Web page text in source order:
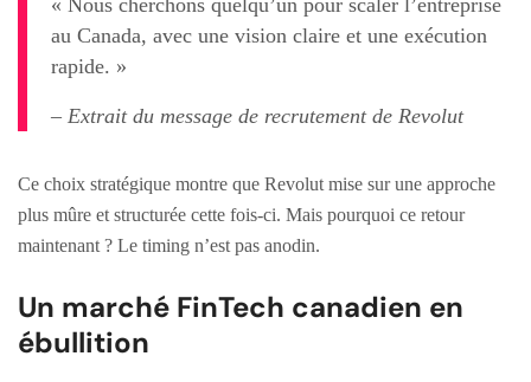
au Canada, avec une vision claire et une exécution
rapide. »
– Extrait du message de recrutement de Revolut
Ce choix stratégique montre que Revolut mise sur une approche
plus mûre et structurée cette fois-ci. Mais pourquoi ce retour
maintenant ? Le timing n’est pas anodin.
Un marché FinTech canadien en
ébullition